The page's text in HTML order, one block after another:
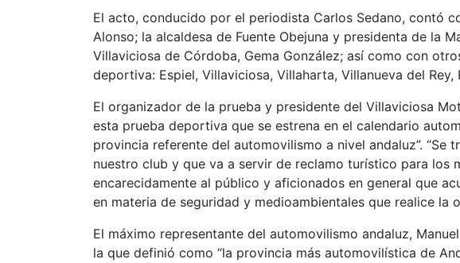
El acto, conducido por el periodista Carlos Sedano, contó
Alonso; la alcaldesa de Fuente Obejuna y presidenta de la
Villaviciosa de Córdoba, Gema González; así como con
deportiva: Espiel, Villaviciosa, Villaharta, Villanueva del
El organizador de la prueba y presidente del Villaviciosa
esta prueba deportiva que se estrena en el calendario
provincia referente del automovilismo a nivel andaluz”.
nuestro club y que va a servir de reclamo turístico para los
encarecidamente al público y aficionados en general que
en materia de seguridad y medioambientales que realice la
El máximo representante del automovilismo andaluz,
la que definió como “la provincia más automovilística de